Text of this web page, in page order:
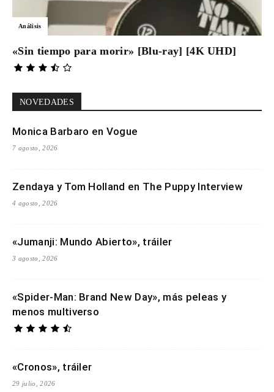
Análisis
«Sin tiempo para morir» [Blu-ray] [4K UHD]
NOVEDADES
Monica Barbaro en Vogue
7 agosto, 2026
Zendaya y Tom Holland en The Puppy Interview
4 agosto, 2026
«Jumanji: Mundo Abierto», tráiler
3 agosto, 2026
«Spider-Man: Brand New Day», más peleas y
menos multiverso
«Cronos», tráiler
29 julio, 2026